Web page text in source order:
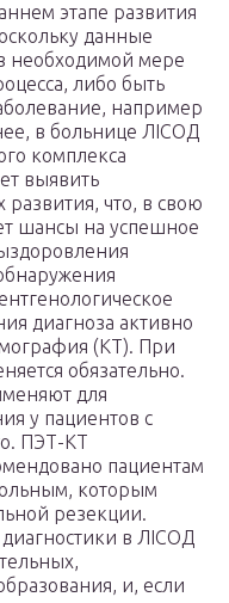
этапе развития
данные
необходимой мере
либо быть
например
в больнице ЛIСОД
комплекса
выявить
развития, что, в свою
шансы на успешное
диагноза активно
(КТ). При
обязательно.
для
у пациентов с
ПЭТ-КТ
пациентам
которым
резекции.
в ЛIСОД
и, если